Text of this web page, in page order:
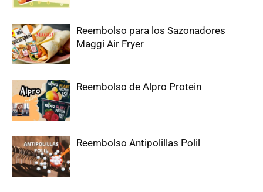
Reembolso para los Sazonadores
Maggi Air Fryer
Reembolso de Alpro Protein
Reembolso Antipolillas Polil